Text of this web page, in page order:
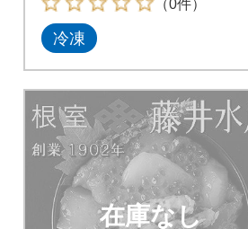
（0件）
冷凍
在庫なし